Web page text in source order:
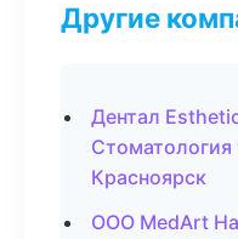
Другие
Дентал
Стоматология
Красноярск
ООО MedArt